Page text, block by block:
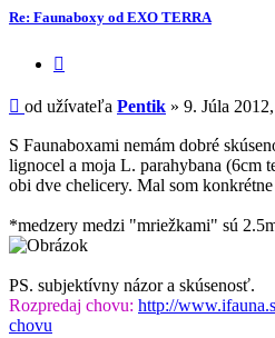
Pentik
Re: Faunaboxy od EXO TERRA
Príspevok
od užívateľa Pentik » 9. Júla
S Faunaboxami nemám dobré
lignocel a moja L. parahybana (6cm
obi dve chelicery. Mal som
*medzery medzi "mriežkami" sú
PS. subjektívny názor a skúsenosť.
Rozpredaj chovu: http://
chovu